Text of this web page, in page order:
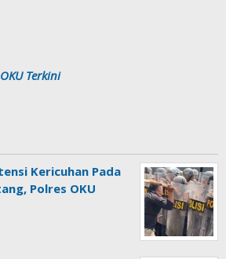
Terkini
Kericuhan Pada
Polres OKU